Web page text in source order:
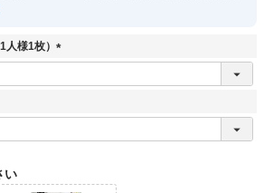
様1枚）
(
必
)
い